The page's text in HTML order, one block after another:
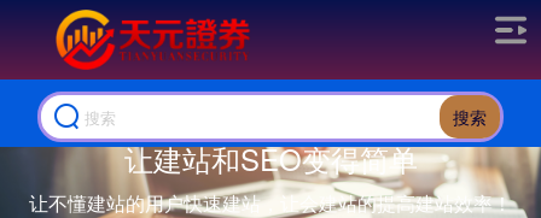
搜索
让建站和SEO变得简单
让不懂建站的用户快速建站，让会建站的提高建站效率！